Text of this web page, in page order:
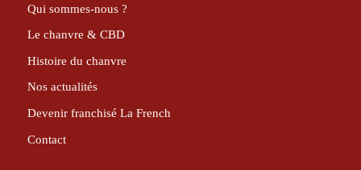
Qui sommes-nous ?
Le chanvre & CBD
Histoire du chanvre
Nos actualités
Devenir franchisé La French
Contact